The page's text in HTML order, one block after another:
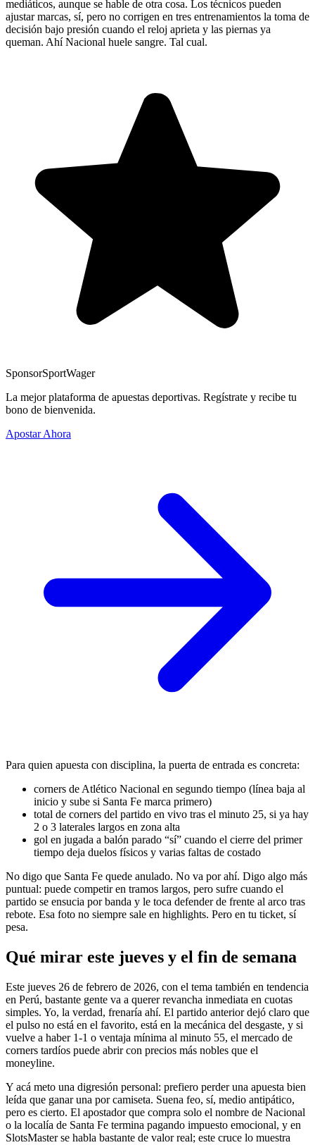
mediáticos, aunque se hable de otra cosa. Los técnicos pueden
ajustar marcas, sí, pero no corrigen en tres entrenamientos la toma de
decisión bajo presión cuando el reloj aprieta y las piernas ya
queman. Ahí Nacional huele sangre. Tal cual.
SponsorSportWager
La mejor plataforma de apuestas deportivas. Regístrate y recibe tu
bono de bienvenida.
Apostar Ahora
Para quien apuesta con disciplina, la puerta de entrada es concreta:
corners de Atlético Nacional en segundo tiempo (línea baja al
inicio y sube si Santa Fe marca primero)
total de corners del partido en vivo tras el minuto 25, si ya hay
2 o 3 laterales largos en zona alta
gol en jugada a balón parado “sí” cuando el cierre del primer
tiempo deja duelos físicos y varias faltas de costado
No digo que Santa Fe quede anulado. No va por ahí. Digo algo más
puntual: puede competir en tramos largos, pero sufre cuando el
partido se ensucia por banda y le toca defender de frente al arco tras
rebote. Esa foto no siempre sale en highlights. Pero en tu ticket, sí
pesa.
Qué mirar este jueves y el fin de semana
Este jueves 26 de febrero de 2026, con el tema también en tendencia
en Perú, bastante gente va a querer revancha inmediata en cuotas
simples. Yo, la verdad, frenaría ahí. El partido anterior dejó claro que
el pulso no está en el favorito, está en la mecánica del desgaste, y si
vuelve a haber 1-1 o ventaja mínima al minuto 55, el mercado de
corners tardíos puede abrir con precios más nobles que el
moneyline.
Y acá meto una digresión personal: prefiero perder una apuesta bien
leída que ganar una por camiseta. Suena feo, sí, medio antipático,
pero es cierto. El apostador que compra solo el nombre de Nacional
o la localía de Santa Fe termina pagando impuesto emocional, y en
SlotsMaster se habla bastante de valor real; este cruce lo muestra